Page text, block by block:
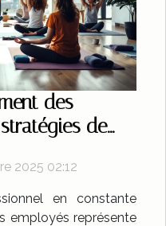
des
de
2025 02:12
en constante
employés représente